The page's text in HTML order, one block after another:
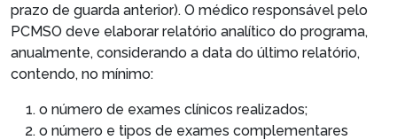
prazo de guarda anterior). O médico responsável pelo
PCMSO deve elaborar relatório analítico do programa,
anualmente, considerando a data do último relatório,
contendo, no mínimo:
o número de exames clínicos realizados;
o número e tipos de exames complementares